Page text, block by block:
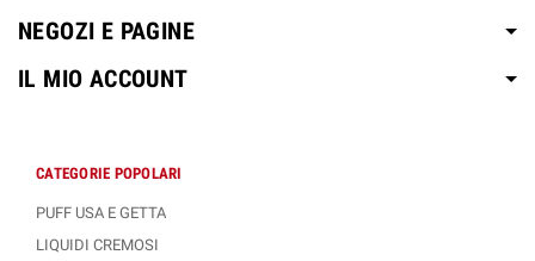
NEGOZI E PAGINE
IL MIO ACCOUNT
CATEGORIE POPOLARI
PUFF USA E GETTA
LIQUIDI CREMOSI